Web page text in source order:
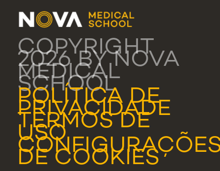
COPYRIGHT
2026 BY NOVA
MEDICAL
SCHOOL
POLÍTICA DE
PRIVACIDADE
TERMOS DE
USO
DE COOKIES